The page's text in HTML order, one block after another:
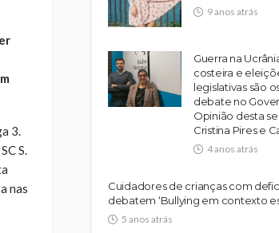
3.
S.
nas
9 anos atrás
Guerra na
costeira e
legislativas são
debate no
Opinião desta
Cristina Pires e
4 anos atrás
Cuidadores de crianças com
debatem ‘Bullying em contexto
5 anos atrás